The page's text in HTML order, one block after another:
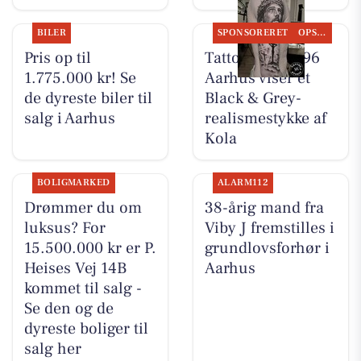
BILER
Pris op til
1.775.000 kr! Se
de dyreste biler til
salg i Aarhus
SPONSORERET OPSLAGSTAVLEN
Tattoo Studio 96
Aarhus viser et
Black & Grey-
realismestykke af
Kola
BOLIGMARKED
Drømmer du om
luksus? For
15.500.000 kr er P.
Heises Vej 14B
kommet til salg -
Se den og de
dyreste boliger til
salg her
ALARM112
38-årig mand fra
Viby J fremstilles i
grundlovsforhør i
Aarhus